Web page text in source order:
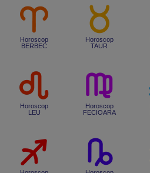
Horoscop
BERBEC
Horoscop
TAUR
Horoscop
LEU
Horoscop
FECIOARA